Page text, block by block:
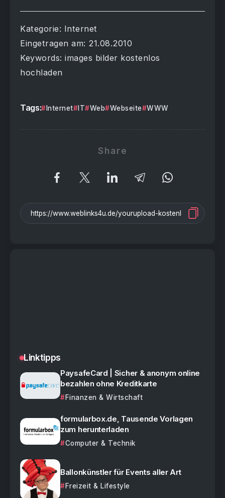
Kategorie: Internet
Eingetragen am: 21.08.2010
Keywords: images bilder kostenlos
hochladen
Tags: Internet IT Web Webseite WWW
Share
Linktipps
PaysafeCard | Sicher & anonym online
bezahlen ohne Kreditkarte
Finanzen & Wirtschaft
formularbox.de, Tausende Vorlagen
zum herunterladen
Computer & Technik
Ballonkünstler für Events aller Art
Freizeit & Lifestyle